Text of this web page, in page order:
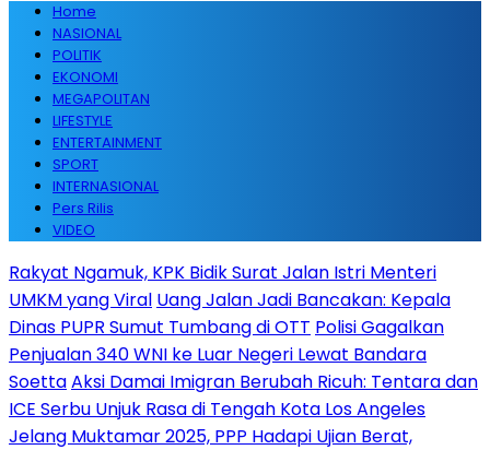
Home
NASIONAL
POLITIK
EKONOMI
MEGAPOLITAN
LIFESTYLE
ENTERTAINMENT
SPORT
INTERNASIONAL
Pers Rilis
VIDEO
Rakyat Ngamuk, KPK Bidik Surat Jalan Istri Menteri
UMKM yang Viral Uang Jalan Jadi Bancakan: Kepala
Dinas PUPR Sumut Tumbang di OTT Polisi Gagalkan
Penjualan 340 WNI ke Luar Negeri Lewat Bandara
SoettaAksi Damai Imigran Berubah Ricuh: Tentara dan
ICE Serbu Unjuk Rasa di Tengah Kota Los Angeles
Jelang Muktamar 2025, PPP Hadapi Ujian Berat,